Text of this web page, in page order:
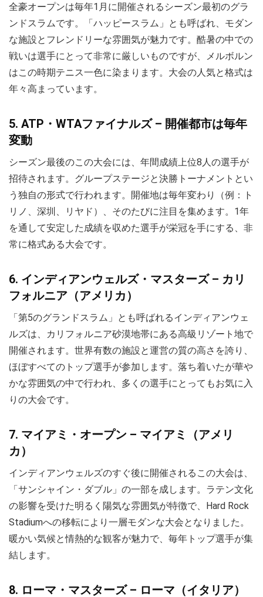
全豪オープンは毎年1月に開催されるシーズン最初のグラ
ンドスラムです。「ハッピースラム」とも呼ばれ、モダン
な施設とフレンドリーな雰囲気が魅力です。酷暑の中での
戦いは選手にとって非常に厳しいものですが、メルボルン
はこの時期テニス一色に染まります。大会の人気と格式は
年々高まっています。
5. ATP・WTAファイナルズ – 開催都市は毎年
変動
シーズン最後のこの大会には、年間成績上位8人の選手が
招待されます。グループステージと決勝トーナメントとい
う独自の形式で行われます。開催地は毎年変わり（例：ト
リノ、深圳、リヤド）、そのたびに注目を集めます。1年
を通して安定した成績を収めた選手が栄冠を手にする、非
常に格式ある大会です。
6. インディアンウェルズ・マスターズ – カリ
フォルニア（アメリカ）
「第5のグランドスラム」とも呼ばれるインディアンウェ
ルズは、カリフォルニア砂漠地帯にある高級リゾート地で
開催されます。世界有数の施設と運営の質の高さを誇り、
ほぼすべてのトップ選手が参加します。落ち着いたが華や
かな雰囲気の中で行われ、多くの選手にとってもお気に入
りの大会です。
7. マイアミ・オープン – マイアミ（アメリ
カ）
インディアンウェルズのすぐ後に開催されるこの大会は、
「サンシャイン・ダブル」の一部を成します。ラテン文化
の影響を受けた明るく陽気な雰囲気が特徴で、Hard Rock
Stadiumへの移転により一層モダンな大会となりました。
暖かい気候と情熱的な観客が魅力で、毎年トップ選手が集
結します。
8. ローマ・マスターズ – ローマ（イタリア）